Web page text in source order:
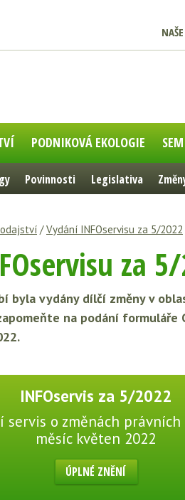
PODNIKOVÁ EKOLOGIE
Povinnosti Legislativa
/Vydání INFOservisu za 5/2022
za
byla vydány dílčí změny v
na podání
INFOservis za 5/2022
servis o změnách právních
měsíc květen 2022
ÚPLNÉ ZNĚNÍ